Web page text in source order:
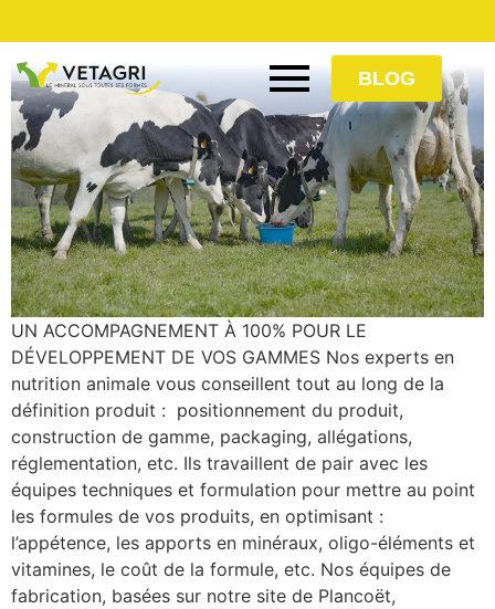
BLOG
UN ACCOMPAGNEMENT À 100% POUR LE
DÉVELOPPEMENT DE VOS GAMMES Nos experts en
nutrition animale vous conseillent tout au long de la
définition produit : positionnement du produit,
construction de gamme, packaging, allégations,
réglementation, etc. Ils travaillent de pair avec les
équipes techniques et formulation pour mettre au point
les formules de vos produits, en optimisant :
l’appétence, les apports en minéraux, oligo-éléments et
vitamines, le coût de la formule, etc. Nos équipes de
fabrication, basées sur notre site de Plancoët,